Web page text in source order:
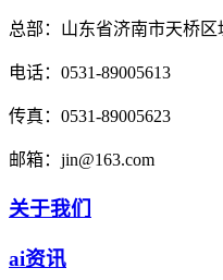
总部： 山东省济南市天桥区
电话： 0531-89005613
传真： 0531-89005623
邮箱： jin@163.com
关于我们
ai资讯